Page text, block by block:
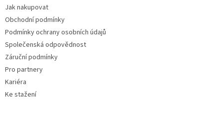
Jak nakupovat
Obchodní podmínky
Podmínky ochrany osobních údajů
Společenská odpovědnost
Záruční podmínky
Pro partnery
Kariéra
Ke stažení